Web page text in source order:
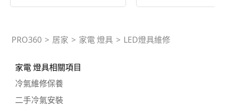
PRO360 > 居家 > 家電 燈具 > LED燈具維修
家電 燈具相關項目
冷氣維修保養
二手冷氣安裝